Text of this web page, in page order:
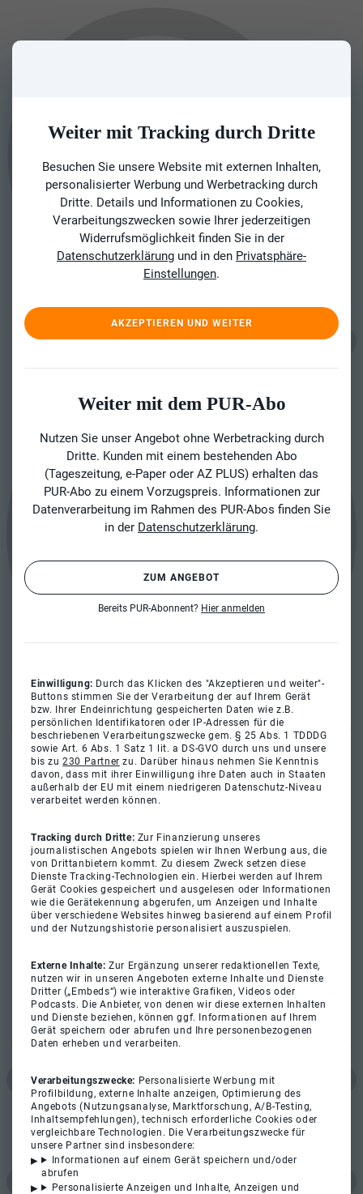
Weiter mit Tracking durch Dritte
Besuchen Sie unsere Website mit externen Inhalten,
personalisierter Werbung und Werbetracking durch
Dritte. Details und Informationen zu Cookies,
Verarbeitungszwecken sowie Ihrer jederzeitigen
Widerrufsmöglichkeit finden Sie in der
Datenschutzerklärung und in den Privatsphäre-
Einstellungen.
AKZEPTIEREN UND WEITER
Weiter mit dem PUR-Abo
Nutzen Sie unser Angebot ohne Werbetracking durch
Dritte. Kunden mit einem bestehenden Abo
(Tageszeitung, e-Paper oder AZ PLUS) erhalten das
PUR-Abo zu einem Vorzugspreis. Informationen zur
Datenverarbeitung im Rahmen des PUR-Abos finden Sie
in der Datenschutzerklärung.
ZUM ANGEBOT
Bereits PUR-Abonnent? Hier anmelden
Einwilligung: Durch das Klicken des "Akzeptieren und weiter"-
Buttons stimmen Sie der Verarbeitung der auf Ihrem Gerät
bzw. Ihrer Endeinrichtung gespeicherten Daten wie z.B.
persönlichen Identifikatoren oder IP-Adressen für die
beschriebenen Verarbeitungszwecke gem. § 25 Abs. 1 TDDDG
sowie Art. 6 Abs. 1 Satz 1 lit. a DS-GVO durch uns und unsere
bis zu230 Partner zu. Darüber hinaus nehmen Sie Kenntnis
davon, dass mit ihrer Einwilligung ihre Daten auch in Staaten
außerhalb der EU mit einem niedrigeren Datenschutz-Niveau
verarbeitet werden können.
Tracking durch Dritte: Zur Finanzierung unseres
journalistischen Angebots spielen wir Ihnen Werbung aus, die
von Drittanbietern kommt. Zu diesem Zweck setzen diese
Dienste Tracking-Technologien ein. Hierbei werden auf Ihrem
Gerät Cookies gespeichert und ausgelesen oder Informationen
wie die Gerätekennung abgerufen, um Anzeigen und Inhalte
über verschiedene Websites hinweg basierend auf einem Profil
und der Nutzungshistorie personalisiert auszuspielen.
Externe Inhalte:Zur Ergänzung unserer redaktionellen Texte,
nutzen wir in unseren Angeboten externe Inhalte und Dienste
Dritter („Embeds“) wie interaktive Grafiken, Videos oder
Podcasts. Die Anbieter, von denen wir diese externen Inhalten
und Dienste beziehen, können ggf. Informationen auf Ihrem
Gerät speichern oder abrufen und Ihre personenbezogenen
Daten erheben und verarbeiten.
Verarbeitungszwecke: Personalisierte Werbung mit
Profilbildung, externe Inhalte anzeigen, Optimierung des
Angebots (Nutzungsanalyse, Marktforschung, A/B-Testing,
Inhaltsempfehlungen), technisch erforderliche Cookies oder
vergleichbare Technologien. Die Verarbeitungszwecke für
unsere Partner sind insbesondere:
Informationen auf einem Gerät speichern und/oder
abrufen
Personalisierte Anzeigen und Inhalte, Anzeigen und